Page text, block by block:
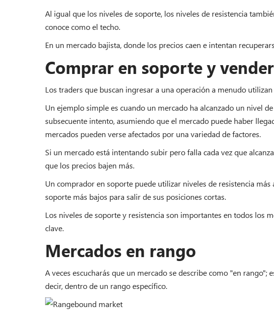
Al igual que los niveles de soporte, los niveles de resistencia
conoce como el techo.
En un mercado bajista, donde los precios caen e intentan
Comprar en soporte y
Los traders que buscan ingresar a una operación a menudo
Un ejemplo simple es cuando un mercado ha alcanzado un nivel
subsecuente intento, asumiendo que el mercado puede haber
mercados pueden verse afectados por una variedad de factores.
Si un mercado está intentando subir pero falla cada vez que
que los precios bajen más.
Un comprador en soporte puede utilizar niveles de resistencia
soporte más bajos para salir de sus posiciones cortas.
Los niveles de soporte y resistencia son importantes en todos los
clave.
Mercados en rango
A veces escucharás que un mercado se describe como "en
decir, dentro de un rango específico.